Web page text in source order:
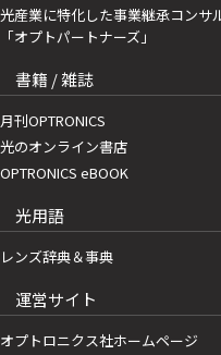
光産業に特化した事業継承コンサ
「オプトパートナーズ」
書籍 / 雑誌
月刊OPTRONICS
光のオンライン書店
OPTRONICS eBOOK
光用語
レンズ辞典＆事典
運営サイト
オプトロニクス社ホームページ